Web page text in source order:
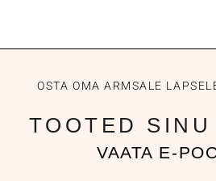
OSTA OMA ARMSALE
TOOTED SINU
VAATA E-